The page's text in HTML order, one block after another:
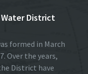
District
formed in March
Over the years,
District have